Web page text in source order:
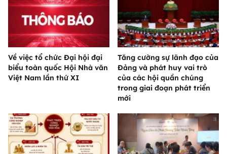
Về việc tổ chức Đại hội đại
biểu toàn quốc Hội Nhà văn
Việt Nam lần thứ XI
Tăng cường sự lãnh đạo của
Đảng và phát huy vai trò
của các hội quần chúng
trong giai đoạn phát triển
mới